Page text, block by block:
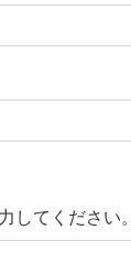
してください。